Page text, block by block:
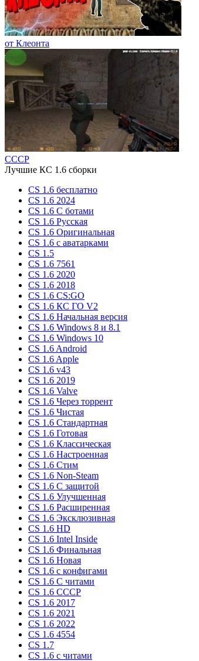
от Клеонта
СССР
Лучшие КС 1.6 сборки
CS 1.6 бесплатно
CS 1.6 2024
CS 1.6 С ботами
CS 1.6 Русская
CS 1.6 Оригинальная
CS 1.6 c аватарками
CS 1.5
CS 1.6 7561
CS 1.6 2020
CS 1.6 2018
CS 1.6 CS:GO
CS 1.6 КС ГО V2
CS 1.6 Начальная версия
CS 1.6 Windows 8 и 8.1
CS 1.6 Windows 10
CS 1.6 Android
CS 1.6 Apple
CS 1.6 v43
CS 1.6 2019
CS 1.6 Valve
CS 1.6 Через торрент
CS 1.6 Чистая
CS 1.6 Стандартная
CS 1.6 Готовая
CS 1.6 Классическая
CS 1.6 Настроенная
CS 1.6 Стим
CS 1.6 Non-Steam
CS 1.6 C защитой
CS 1.6 Улучшенная
CS 1.6 Расширенная
CS 1.6 Эксклюзивная
CS 1.6 HD
CS 1.6 Intel Inside
CS 1.6 Финальная
CS 1.6 Новая
CS 1.6 с конфигами
CS 1.6 С читами
CS 1.6 CCCP
CS 1.6 2017
CS 1.6 2021
CS 1.6 2022
CS 1.6 4554
CS 1.7
CS 1.6 с читами